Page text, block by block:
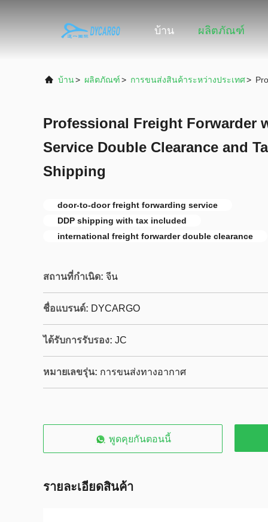
บ้าน ผลิตภัณฑ์
บ้าน> ผลิตภัณฑ์> การขนส่งสินค้าระหว่างประเทศ>
Professional Freight Forwarder
Service Double Clearance and
Shipping
door-to-door freight forwarding service
DDP shipping with tax included
international freight forwarder double clearance
สถานที่กำเนิด: จีน
ชื่อแบรนด์: DYCARGO
ได้รับการรับรอง: JC
หมายเลขรุ่น: การขนส่งทางอากาศ
พูดคุยกันตอนนี้
รายละเอียดสินค้า